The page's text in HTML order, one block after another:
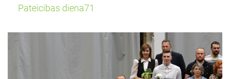
Pateicibas diena71